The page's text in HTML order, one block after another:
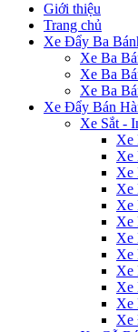
Giới thiệu
Trang chủ
Xe Đẩy Ba
Xe Ba
Xe Ba
Xe Ba
Xe Đẩy Bán
Xe Sắt -
Xe
Xe
Xe
Xe
Xe
Xe
Xe
Xe
Xe
Xe
Xe
Xe